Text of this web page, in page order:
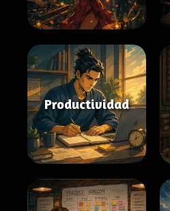
Productividad